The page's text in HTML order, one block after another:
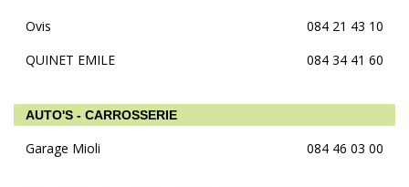
Ovis
084 21 43 10
QUINET EMILE
084 34 41 60
AUTO'S - CARROSSERIE
Garage Mioli 084 46 03 00